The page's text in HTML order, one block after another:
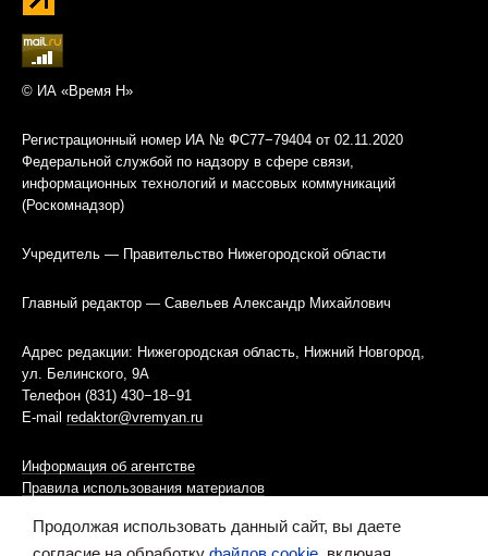
© ИА «Время Н»
Регистрационный номер ИА № ФС77−79404 от 02.11.2020
Федеральной службой по надзору в сфере связи,
информационных технологий и массовых коммуникаций
(Роскомнадзор)
Учредитель — Правительство Нижегородской области
Главный редактор — Савельев Александр Михайлович
Адрес редакции: Нижегородская область, Нижний Новгород,
ул. Белинского, 9А
Телефон (831) 430−18−91
E-mail redaktor@vremyan.ru
Информация об агентстве
Правила использования материалов
Информационная политика использования «cookies»-файлов
Продолжая использовать данный сайт, вы даете